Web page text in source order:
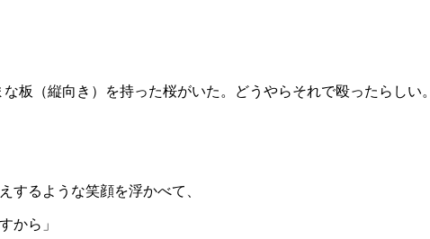
（縦向き）を持った桜がいた。どうやらそれで殴ったらしい。
るような笑顔を浮かべて、
から」